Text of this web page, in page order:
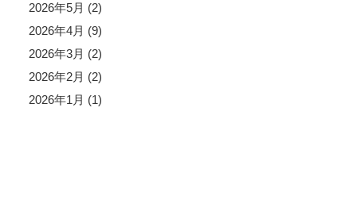
2026年5月 (2)
2026年4月 (9)
2026年3月 (2)
2026年2月 (2)
2026年1月 (1)